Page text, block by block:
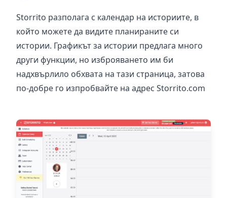
Storrito разполага с календар на историите, в
който можете да видите планираните си
истории. Графикът за истории предлага много
други функции, но изброяването им би
надхвърлило обхвата на тази страница, затова
по-добре го изпробвайте на адрес Storrito.com